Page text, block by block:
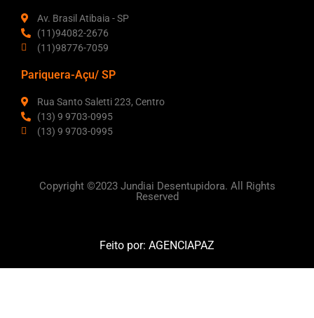
Av. Brasil Atibaia - SP
(11)94082-2676
(11)98776-7059
Pariquera-Açu/ SP
Rua Santo Saletti 223, Centro
(13) 9 9703-0995
(13) 9 9703-0995
Copyright ©2023 Jundiai Desentupidora. All Rights
Reserved
Feito por: AGENCIAPAZ